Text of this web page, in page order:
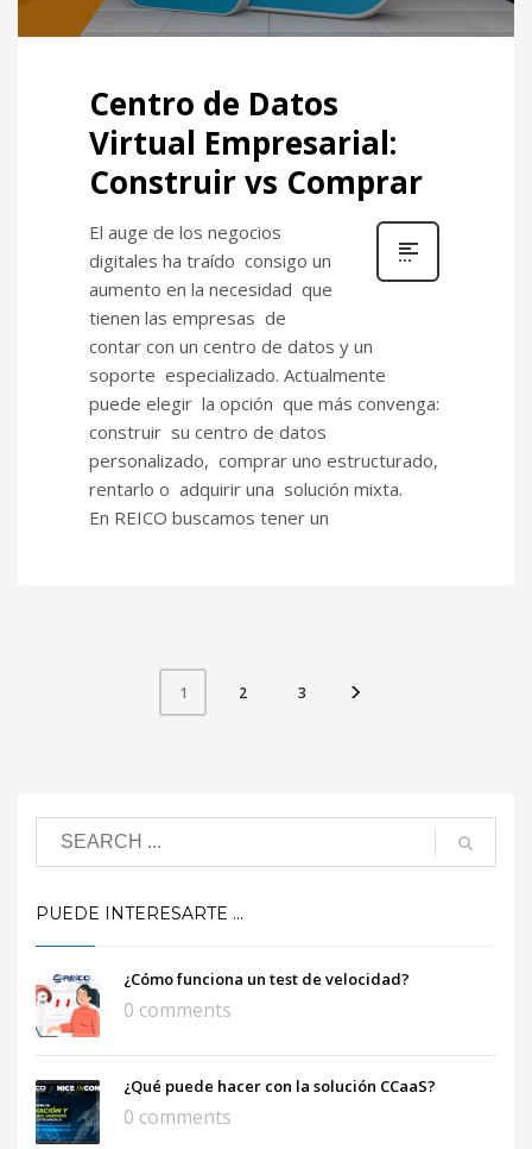
Centro de Datos
Virtual Empresarial:
Construir vs Comprar
El auge de los negocios
digitales ha traído consigo un
aumento en la necesidad que
tienen las empresas de
contar con un centro de datos y un
soporte especializado. Actualmente
puede elegir la opción que más convenga:
construir su centro de datos
personalizado, comprar uno estructurado,
rentarlo o adquirir una solución mixta.
En REICO buscamos tener un
1 2 3
PUEDE INTERESARTE …
¿Cómo funciona un test de velocidad?
0 comments
¿Qué puede hacer con la solución CCaaS?
0 comments